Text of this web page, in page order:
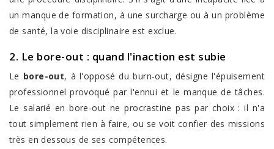
un manque de formation, à une surcharge ou à un problème
de santé, la voie disciplinaire est exclue.
2. Le bore-out : quand l'inaction est subie
Le bore-out, à l'opposé du burn-out, désigne l'épuisement
professionnel provoqué par l'ennui et le manque de tâches.
Le salarié en bore-out ne procrastine pas par choix : il n'a
tout simplement rien à faire, ou se voit confier des missions
très en dessous de ses compétences.